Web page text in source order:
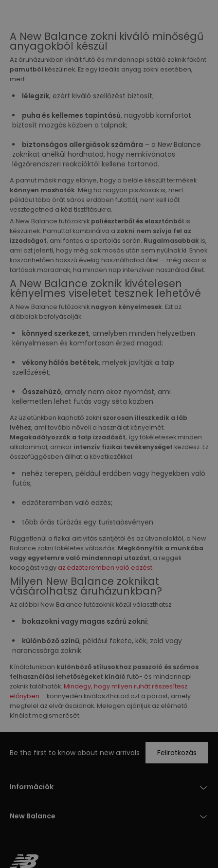
A New Balance zokni kiváló minőségű
anyagokból készül
Az áruházunkban kínált futó és mindennapi sétáló zoknik főként
pamutból készülnek. Ez egy ideális anyag zokni esetében,
mert:
lélegzik, ezért kiváló szellőzést biztosít;
puha és kellemes tapintású, nagyobb komfortot
biztosít mozgás közben a talpnak;
biztonságos allergiások számára – a New Balance
zoknikat anélkül hordhatod, hogy nemkívánatos
légzőrendszeri reakcióktól kellene tartanod.
A pamut másik nagy előnye, hogy a belőle készült termékek
könnyen moshatók. Még ha nagyon piszkosak is, mert
például több órát sáros erdőben futottál, nem kell időt
vesztegetned a kézi tisztításukra.
A New Balance futózoknik poliészterből és elasztánból is
készülnek. Pamuttal kombinálva a zokni nem szívja fel az
izzadságot, ami fontos a sportolás során. Rugalmasabbak is,
ami azt jelenti, hogy még sok mosás után sem nyúlnak ki. Ennek
köszönhetően hosszú évekig használhatod őket – még akkor is
tartósak maradnak, ha minden nap intenzíven használod őket.
A New Balance zoknik kivételesen
kényelmes viseletet tesznek lehetővé
A New Balance futózoknik nagyon kényelmesek. Ezt az
alábbiak befolyásolják:
könnyed szerkezet, amelyben minden helyzetben
kényelmesen és komfortosan érzed magad;
vékony hálós betétek, melyek javítják a talp
szellőzését;
Összehúzó, amely nem okoz nyomást, ami
kellemetlen lehet futás vagy séta közben.
Az üzletünkben kapható zokni szorosan illeszkedik a láb
ívéhez, ami tovább növeli a használat kényelmét.
Megakadályozzák a talp izzadását, így tökéletesek minden
alkalommal, amikor intenzív fizikai tevékenységet kezdesz. Ez
összefüggésben állhat a következőkkel:
nehéz terepen, például erdőben vagy hegyekben való
futás;
edzőteremben való edzés;
több órás túrázás egy turistaösvényen.
Függetlenül a fizikai aktivitás szintjétől és az útvonalaktól, a New
Balance zokni tökéletes választás. Megkönnyítik a munkába
vagy egyetemre való mindennapi utazást, a reggeli
kocogást vagy az edzőteremben való edzést.
Milyen New Balance zoknikat
vásárolhatsz áruházunkban?
Az alábbi New Balance futózoknik közül választhatsz:
bokazokni vagy magas szárú zokni;
különböző színű, például fekete, kék, zöld vagy
narancssárga zoknik.
Kínálatunkban különböző stílusokhoz passzoló és számos
felhasználási lehetőségeket kínáló futó- és mindennapi
zoknik találhatók. Mindegy, hogy milyen ruhát részesítesz
előnyben – könnyedén kiválaszthatod azt a párost, amely
megfelel az elvárásaidnak. Melegen ajánljuk az elérhető
kínálat megismerését.
Be the first to know about new arrivals Feliratkozás
Információk
New Balance